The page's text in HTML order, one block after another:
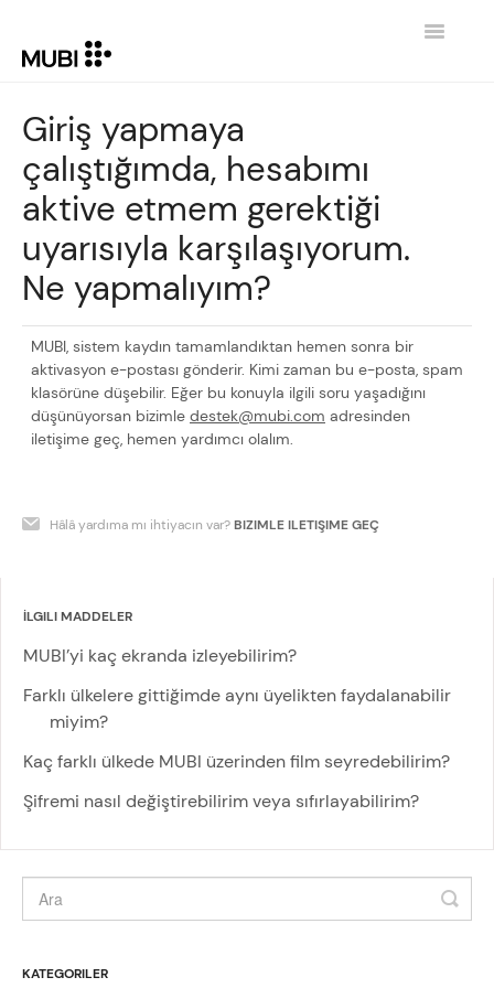
Toggle
GİRİŞE DÖN MUBI.COM
Giriş yapmaya
çalıştığımda, hesabımı
aktive etmem gerektiği
uyarısıyla karşılaşıyorum.
Ne yapmalıyım?
MUBI, sistem kaydın tamamlandıktan hemen sonra bir
aktivasyon e-postası gönderir. Kimi zaman bu e-posta, spam
klasörüne düşebilir. Eğer bu konuyla ilgili soru yaşadığını
düşünüyorsan bizimle destek@mubi.com adresinden
iletişime geç, hemen yardımcı olalım.
Hâlâ yardıma mı ihtiyacın var?BIZIMLE ILETIŞIME GEÇ
İLGILI MADDELER
MUBI’yi kaç ekranda izleyebilirim?
Farklı ülkelere gittiğimde aynı üyelikten faydalanabilir
miyim?
Kaç farklı ülkede MUBI üzerinden film seyredebilirim?
Şifremi nasıl değiştirebilirim veya sıfırlayabilirim?
KATEGORILER